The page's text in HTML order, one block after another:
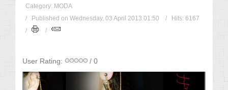
Category: MODA
Published on Wednesday, 03 April 2013 01:50
Hits: 6167
User Rating: / 0